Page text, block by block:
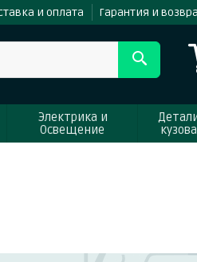
и оплата Гарантия и
Электрика и
Освещение
кузова